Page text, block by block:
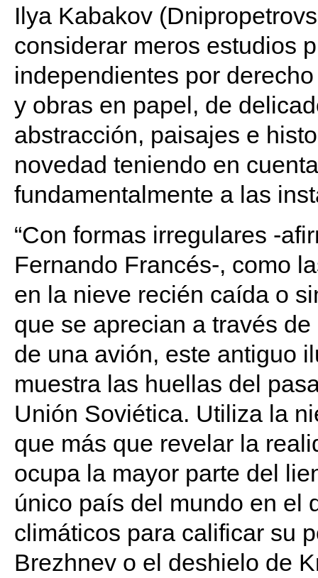
Ilya Kabakov
considerar meros estudios
independientes por
y obras en papel, de
abstracción, paisajes e
novedad teniendo en
fundamentalmente a las
“Con formas irregulares -
Fernando Francés-, como
en la nieve recién caída o
que se aprecian a través
de una avión, este antiguo
muestra las huellas del
Unión Soviética. Utiliza la
que más que revelar la
ocupa la mayor parte del
único país del mundo en el
climáticos para calificar su
Brezhnev o el deshielo de